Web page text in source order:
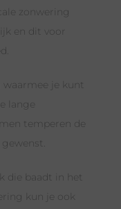
zonwering
en dit voor
je kunt
lange
temperen de
die baadt in het
kun je ook